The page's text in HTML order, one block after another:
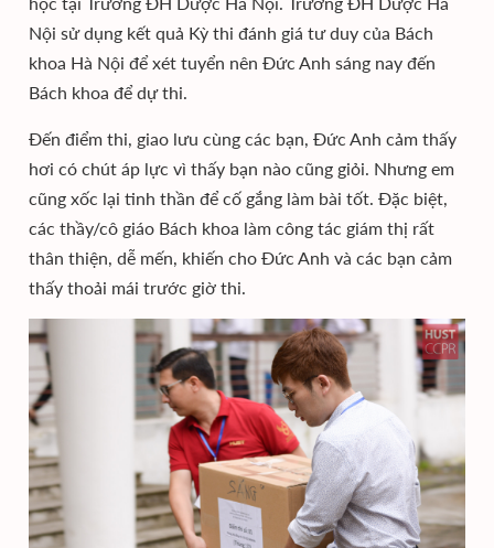
Nội sử dụng kết quả Kỳ thi đánh giá tư duy của Bách
khoa Hà Nội để xét tuyển nên Đức Anh sáng nay đến
Bách khoa để dự thi.
Đến điểm thi, giao lưu cùng các bạn, Đức Anh cảm thấy
hơi có chút áp lực vì thấy bạn nào cũng giỏi. Nhưng em
cũng xốc lại tinh thần để cố gắng làm bài tốt. Đặc biệt,
các thầy/cô giáo Bách khoa làm công tác giám thị rất
thân thiện, dễ mến, khiến cho Đức Anh và các bạn cảm
thấy thoải mái trước giờ thi.